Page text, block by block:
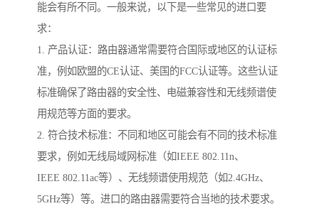
能会有所不同。一般来说，以下是一些常见的进口要
求：
1. 产品认证：路由器通常需要符合国际或地区的认证标
准，例如欧盟的CE认证、美国的FCC认证等。这些认证
标准确保了路由器的安全性、电磁兼容性和无线频谱使
用规范等方面的要求。
2. 符合技术标准：不同和地区可能会有不同的技术标准
要求，例如无线局域网标准（如IEEE 802.11n、
IEEE 802.11ac等）、无线频谱使用规范（如2.4GHz、
5GHz等）等。进口的路由器需要符合当地的技术要求。